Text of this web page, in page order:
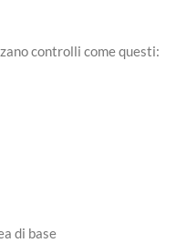
controlli come questi:
di base